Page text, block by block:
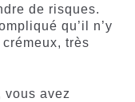
de risques.
qu’il n’y
très
vous avez